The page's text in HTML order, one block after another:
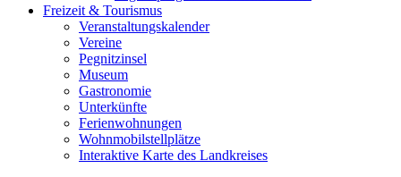
Freizeit & Tourismus
Veranstaltungskalender
Vereine
Pegnitzinsel
Museum
Gastronomie
Unterkünfte
Ferienwohnungen
Wohnmobilstellplätze
Interaktive Karte des Landkreises